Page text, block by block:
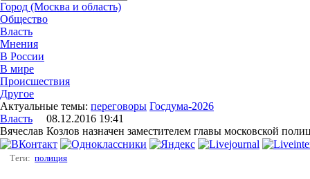
Город (Москва и область)
Общество
Власть
Мнения
В России
В мире
Происшествия
Другое
Актуальные темы: переговоры Госдума-2026
Власть 08.12.2016 19:41
Вячеслав Козлов назначен заместителем главы московской
Теги: полиция